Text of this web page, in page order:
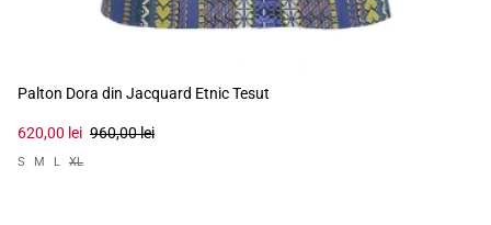
Palton Dora din Jacquard Etnic Tesut
620,00 lei 960,00 lei
S M L XL